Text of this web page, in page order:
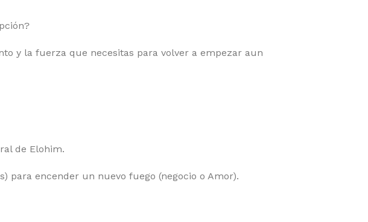
y la fuerza que necesitas para volver a empezar aun
de Elohim.
para encender un nuevo fuego (negocio o Amor).